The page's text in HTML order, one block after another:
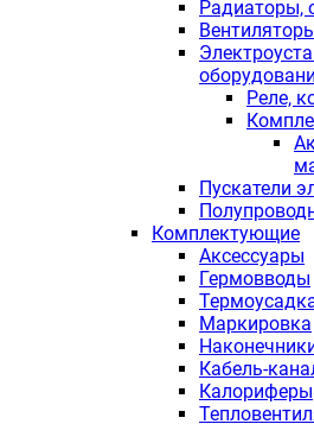
Радиаторы,
Реле,
Пускатели
Комплектующие
Аксессуары
Гермовводы
Маркировка
Кабель-
Калориферы